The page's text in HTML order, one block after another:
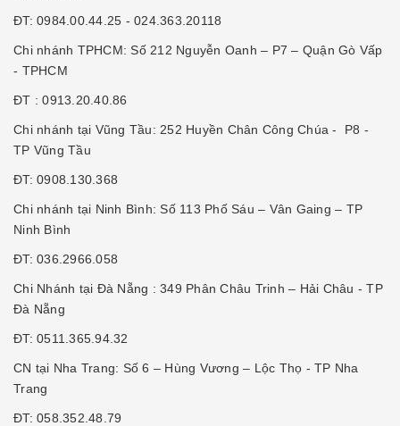
ĐT: 0984.00.44.25 - 024.363.20118
Chi nhánh TPHCM: Số 212 Nguyễn Oanh – P7 – Quận Gò Vấp
- TPHCM
ĐT : 0913.20.40.86
Chi nhánh tại Vũng Tầu: 252 Huyền Chân Công Chúa - P8 -
TP Vũng Tầu
ĐT: 0908.130.368
Chi nhánh tại Ninh Bình: Số 113 Phố Sáu – Vân Gaing – TP
Ninh Bình
ĐT: 036.2966.058
Chi Nhánh tại Đà Nẵng : 349 Phân Châu Trinh – Hải Châu - TP
Đà Nẵng
ĐT: 0511.365.94.32
CN tại Nha Trang: Số 6 – Hùng Vương – Lộc Thọ - TP Nha
Trang
ĐT: 058.352.48.79